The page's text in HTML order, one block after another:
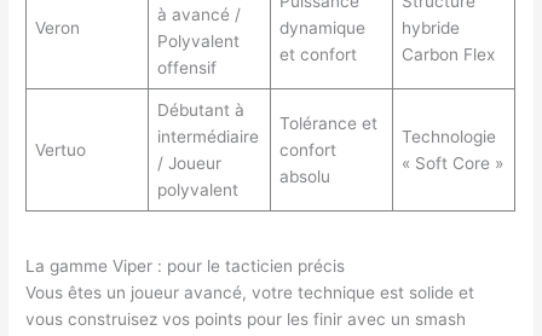
Veron
à avancé /
Polyvalent
offensif
dynamique
et confort
hybride
Carbon Flex
Vertuo
Débutant à
intermédiaire
/ Joueur
polyvalent
Tolérance et
confort
absolu
Technologie
« Soft Core »
La gamme Viper : pour le tacticien précis
Vous êtes un joueur avancé, votre technique est solide et
vous construisez vos points pour les finir avec un smash